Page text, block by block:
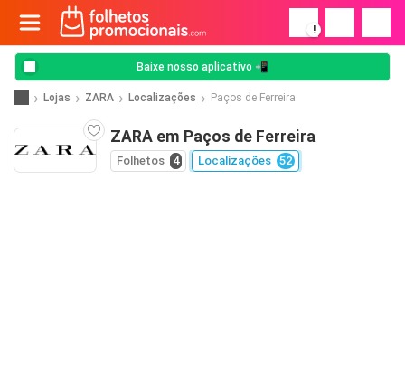
!
Baixe nosso aplicativo 📲
Lojas ZARA Localizações Paços de Ferreira
ZARA em Paços de Ferreira
Folhetos 4 Localizações 52